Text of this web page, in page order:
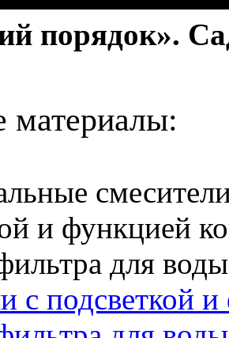
порядок».
материалы:
с подсветкой